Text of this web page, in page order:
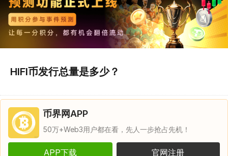
HIFI币发行总量是多少？
币界网APP
50万+Web3用户都在看，先人一步抢占先机！
APP下载 官网注册